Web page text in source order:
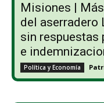
Misiones |
del aserradero
sin respuestas
e
Política y Economía